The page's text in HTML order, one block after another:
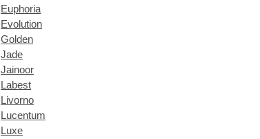
Euphoria
Evolution
Golden
Jade
Jainoor
Labest
Livorno
Lucentum
Luxe